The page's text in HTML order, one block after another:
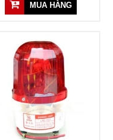
MUA HÀNG